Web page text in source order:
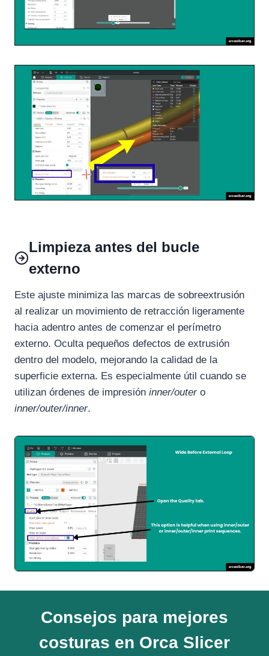
Limpieza antes del bucle
externo
Este ajuste minimiza las marcas de sobreextrusión
al realizar un movimiento de retracción ligeramente
hacia adentro antes de comenzar el perímetro
externo. Oculta pequeños defectos de extrusión
dentro del modelo, mejorando la calidad de la
superficie externa. Es especialmente útil cuando se
utilizan órdenes de impresión inner/outero
inner/outer/inner.
Consejos para mejores
costuras en Orca Slicer